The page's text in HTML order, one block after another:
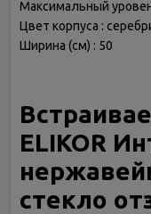
Максимальный
Цвет корпуса :
Ширина (см) : 50
ELIKOR
стекло